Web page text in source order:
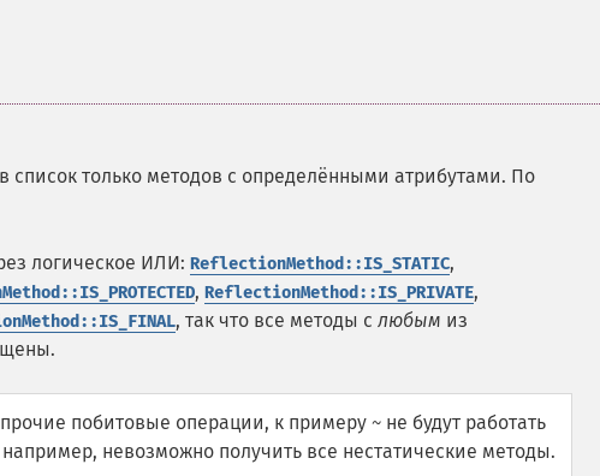
список только методов с определёнными атрибутами. По
логическое ИЛИ: ReflectionMethod::IS_STATIC,
, ReflectionMethod::IS_PRIVATE,
, так что все методы с любым из
побитовые операции, к примеру ~ не будут работать
невозможно получить все нестатические методы.